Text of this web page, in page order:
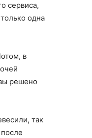
сервиса,
одна
в
решено
так